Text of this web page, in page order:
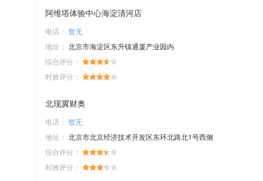
阿维塔体验中心海淀清河店
电话： 暂无
地址： 北京市海淀区东升镇通厦产业园内
综合评分：
时效评分：
北现冀财奥
电话： 暂无
地址： 北京市北京经济技术开发区东环北路北1号西侧
综合评分：
时效评分：